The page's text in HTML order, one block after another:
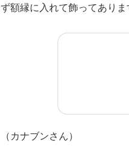
ず額縁に入れて飾ってありま
（カナブンさん）